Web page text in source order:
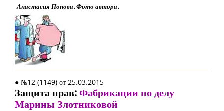
Анастасия Попова. Фото автора.
● №12 (1149) от 25.03.2015
Защита прав:Фабрикации по делу
Марины Злотниковой